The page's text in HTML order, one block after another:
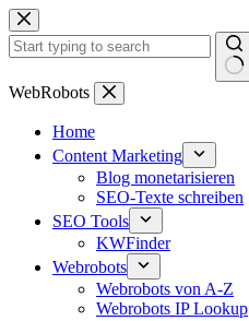
Zum
Inhalt
springen
Keine
WebRobots
Home
Content Marketing
Blog monetarisieren
SEO-Texte schreiben
SEO Tools
KWFinder
Webrobots
Webrobots von A-Z
Webrobots IP Lookup